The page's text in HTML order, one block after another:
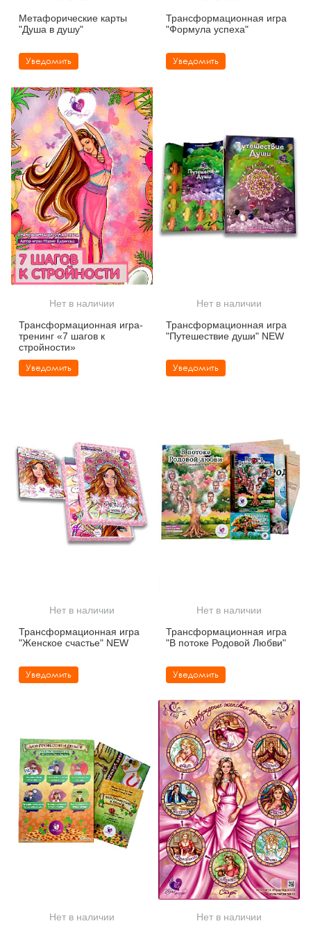
Метафорические карты
"Душа в душу"
Уведомить
Трансформационная игра
"Формула успеха"
Уведомить
Нет в наличии
Трансформационная игра-
тренинг «7 шагов к
стройности»
Уведомить
Нет в наличии
Трансформационная игра
"Путешествие души" NEW
Уведомить
Нет в наличии
Трансформационная игра
"Женское счастье" NEW
Уведомить
Нет в наличии
Трансформационная игра
"В потоке Родовой Любви"
Уведомить
Нет в наличии
Нет в наличии